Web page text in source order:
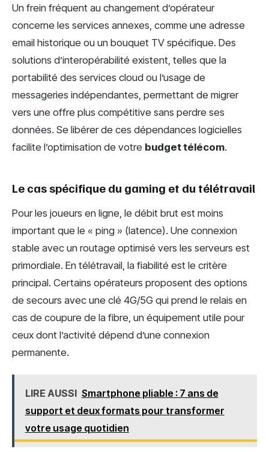
Un frein fréquent au changement d’opérateur
concerne les services annexes, comme une adresse
email historique ou un bouquet TV spécifique. Des
solutions d’interopérabilité existent, telles que la
portabilité des services cloud ou l’usage de
messageries indépendantes, permettant de migrer
vers une offre plus compétitive sans perdre ses
données. Se libérer de ces dépendances logicielles
facilite l’optimisation de votre budget télécom.
Le cas spécifique du gaming et du télétravail
Pour les joueurs en ligne, le débit brut est moins
important que le « ping » (latence). Une connexion
stable avec un routage optimisé vers les serveurs est
primordiale. En télétravail, la fiabilité est le critère
principal. Certains opérateurs proposent des options
de secours avec une clé 4G/5G qui prend le relais en
cas de coupure de la fibre, un équipement utile pour
ceux dont l’activité dépend d’une connexion
permanente.
LIRE AUSSI Smartphone pliable : 7 ans de
support et deux formats pour transformer
votre usage quotidien